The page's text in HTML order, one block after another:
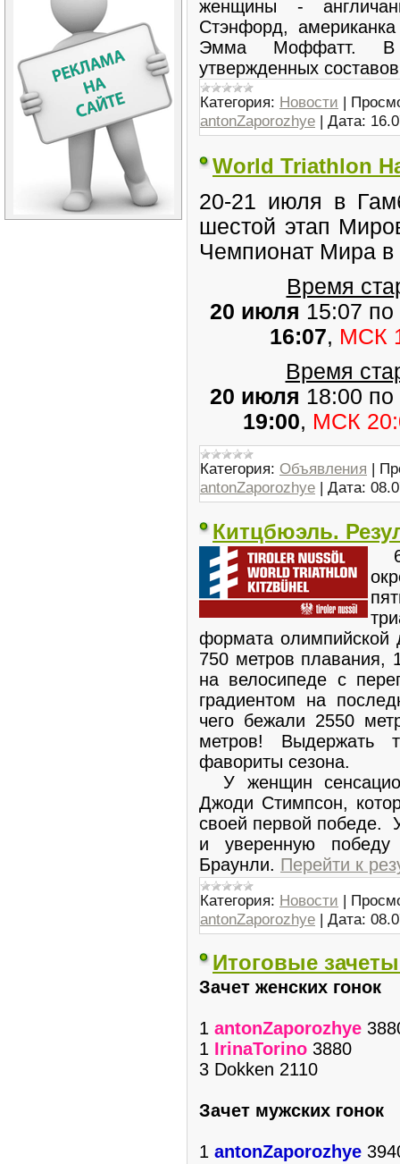
женщины -
Стэнфорд,
Эмма Моффатт. В
утвержденных
Категория: Новости |
antonZaporozhye | Дата:
World Triathlon
20-21 июля в
шестой этап
Чемпионат Мира в
Время
20 июля 15:07
16:07, МСК
Время
20 июля 18:00
19:00, МСК
Категория: Объявления |
antonZaporozhye | Дата:
Китцбюэль.
6
формата олимпийской
750 метров плавания,
на велосипеде с
градиентом на
чего бежали 2550
метров! Выдержать
фавориты сезона.
У женщин
Джоди Стимпсон,
своей первой победе.
и уверенную победу
Браунли. Перейти к
Категория: Новости |
antonZaporozhye | Дата:
Итоговые
Зачет женских гонок
1 antonZaporozhye
1 IrinaTorino 3880
3 Dokken 2110
Зачет мужских гонок
1 antonZaporozhye